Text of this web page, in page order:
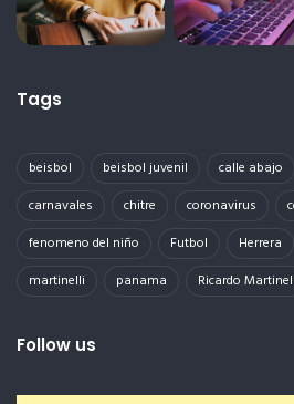
Tags
beisbol beisbol juvenil calle abajo
carnavales
chitre coronavirus
fenomeno del niño
Futbol Herrera
martinelli
panama Ricardo
Follow us